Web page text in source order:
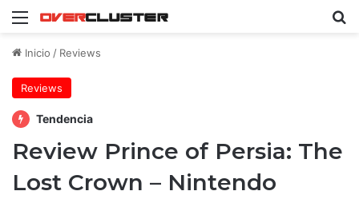
Menú
Inicio / Reviews
Reviews
Tendencia
Review Prince of Persia: The
Lost Crown – Nintendo